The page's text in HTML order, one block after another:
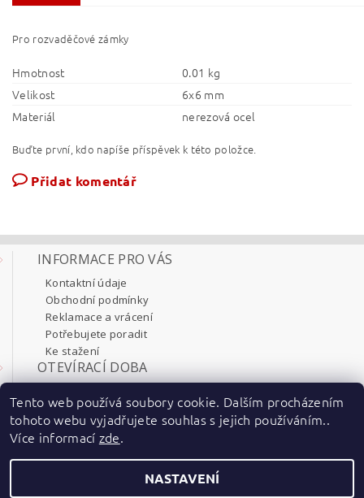
Pro rozvaděčové zámky
Hmotnost
0.01 kg
Velikost
6x6 mm
Materiál
nerezová ocel
Buďte první, kdo napíše příspěvek k této položce.
Přidat komentář
INFORMACE PRO VÁS
Kontaktní údaje
Obchodní podmínky
Reklamace a vrácení
Potřebujete poradit
Ke stažení
OTEVÍRACÍ DOBA
Úterý 8:00 - 17:30
Středa 8:00 - 17:30
Čtvrtek 8:00 - 17:30
Pátek 8:00 - 17:30
Tento web používá soubory cookie. Dalším procházením
tohoto webu vyjadřujete souhlas s jejich používáním..
Více informací zde.
NASTAVENÍ